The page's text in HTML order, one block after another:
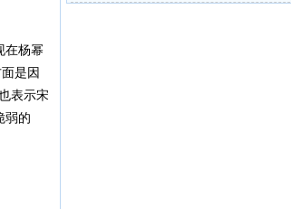
在杨幂
是因
表示宋
弱的